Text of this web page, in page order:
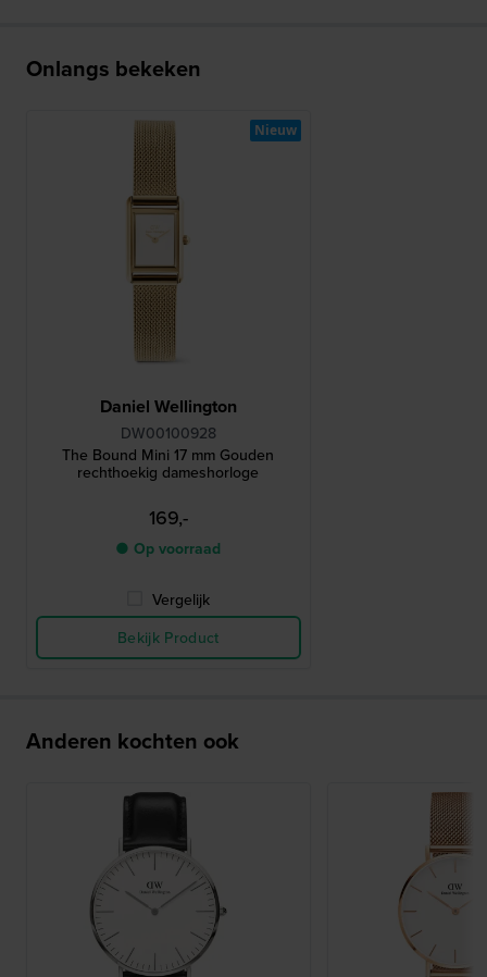
Onlangs bekeken
Daniel Wellington
DW00100928
The Bound Mini 17 mm Gouden
rechthoekig dameshorloge
169,-
● Op voorraad
Vergelijk
Bekijk Product
Nieuw
Anderen kochten ook